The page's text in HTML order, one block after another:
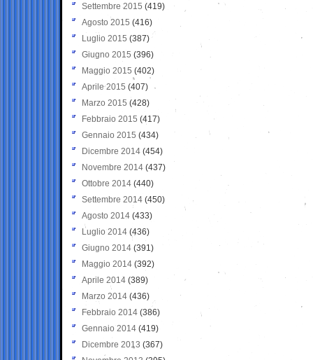
Settembre 2015 (419)
Agosto 2015 (416)
Luglio 2015 (387)
Giugno 2015 (396)
Maggio 2015 (402)
Aprile 2015 (407)
Marzo 2015 (428)
Febbraio 2015 (417)
Gennaio 2015 (434)
Dicembre 2014 (454)
Novembre 2014 (437)
Ottobre 2014 (440)
Settembre 2014 (450)
Agosto 2014 (433)
Luglio 2014 (436)
Giugno 2014 (391)
Maggio 2014 (392)
Aprile 2014 (389)
Marzo 2014 (436)
Febbraio 2014 (386)
Gennaio 2014 (419)
Dicembre 2013 (367)